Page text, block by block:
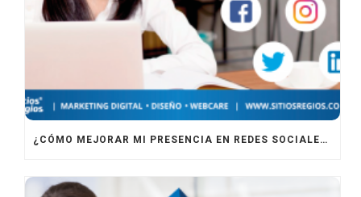
¿CÓMO MEJORAR MI PRESENCIA EN REDES SOCIALES?